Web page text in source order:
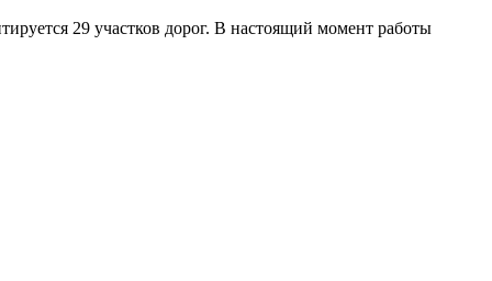
29 участков дорог. В настоящий момент работы